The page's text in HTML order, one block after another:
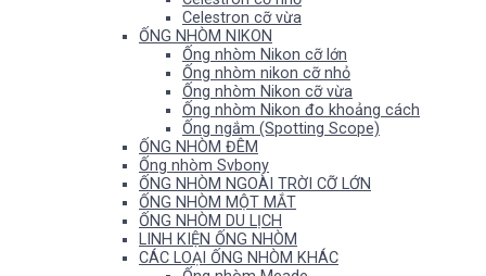
Celestron cỡ vừa
ỐNG NHÒM NIKON
Ống nhòm Nikon cỡ lớn
Ống nhòm nikon cỡ nhỏ
Ống nhòm Nikon cỡ vừa
Ống nhòm Nikon đo khoảng cách
Ống ngắm (Spotting Scope)
ỐNG NHÒM ĐÊM
Ống nhòm Svbony
ỐNG NHÒM NGOÀI TRỜI CỠ LỚN
ỐNG NHÒM MỘT MẮT
ỐNG NHÒM DU LỊCH
LINH KIỆN ỐNG NHÒM
CÁC LOẠI ỐNG NHÒM KHÁC